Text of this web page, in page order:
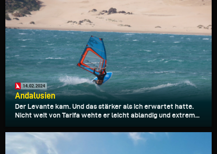
14.02.2024
Andalusien
Der Levante kam. Und das stärker als ich erwartet hatte.
Nicht weit von Tarifa wehte er leicht ablandig und extrem...